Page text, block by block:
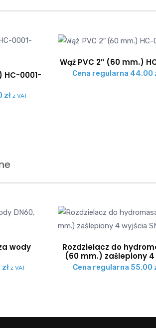
HC-0001-
zł z VAT
Wąż PVC 2″ (60 mm.)
Cena regularna 44,00
wody
zł z VAT
Rozdzielacz do
(60 mm.) zaślepiony
SM-582
Cena regularna 55,00